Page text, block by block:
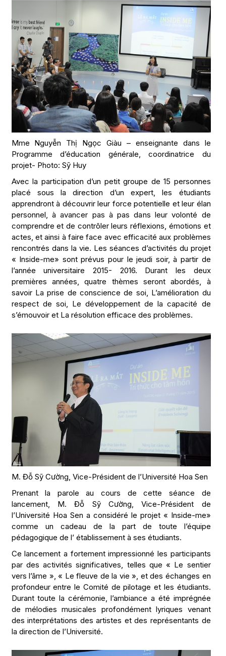
Mme Nguyễn Thị Ngọc Giàu – enseignante dans le
Programme d’éducation générale, coordinatrice du
projet- Photo: Sỹ Huy
Avec la participation d’un petit groupe de 15 personnes
placé sous la direction d’un expert, les étudiants
apprendront à découvrir leur force potentielle et leur élan
personnel, à avancer pas à pas dans leur volonté de
comprendre et de contrôler leurs réflexions, émotions et
actes, et ainsi à faire face avec efficacité aux problèmes
rencontrés dans la vie. Les séances d’activités du projet
« Inside-me» sont prévus pour le jeudi soir, à partir de
l’année universitaire 2015- 2016. Durant les deux
premières années, quatre thèmes seront abordés, à
savoir La prise de conscience de soi, L’amélioration du
respect de soi, Le développement de la capacité de
s’émouvoir et La résolution efficace des problèmes.
M. Đỗ Sỹ Cường, Vice-Président de l’Université Hoa Sen
Prenant la parole au cours de cette séance de
lancement, M. Đỗ Sỹ Cường, Vice-Président de
l’Université Hoa Sen a considéré le projet « Inside-me»
comme un cadeau de la part de toute l’équipe
pédagogique de l’ établissement à ses étudiants.
Ce lancement a fortement impressionné les participants
par des activités significatives, telles que « Le sentier
vers l’âme », « Le fleuve de la vie », et des échanges en
profondeur entre le Comité de pilotage et les étudiants.
Durant toute la cérémonie, l’ambiance a été imprégnée
de mélodies musicales profondément lyriques venant
des interprétations des artistes et des représentants de
la direction de l’Université.